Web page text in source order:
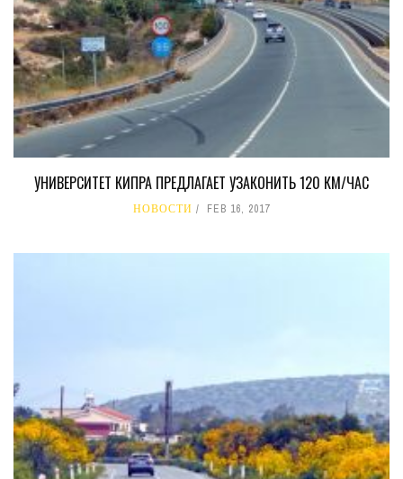
УНИВЕРСИТЕТ КИПРА ПРЕДЛАГАЕТ УЗАКОНИТЬ 120 КМ/ЧАС
НОВОСТИ FEB 16, 2017